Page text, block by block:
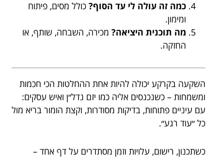
כמה זה עולה לי עד הסוף? כולל מסים, פיתוח
ומימון.
מה תוכנית היציאה? מכירה, השבחה, שותף, או
החזקה.
השקעה בקרקע יכולה להיות אחת ההחלטות הכי חכמות
ומשמחות – כשנכנסים אליה כמו יזם נדל״ן ואיש עסקים:
עם עיניים פתוחות, בדיקות מסודרות, וקצת הומור בריא מול
כל ״עוד רגע״.
כשתכנון, רישום, עלויות וזמן מסתדרים על דף אחד –